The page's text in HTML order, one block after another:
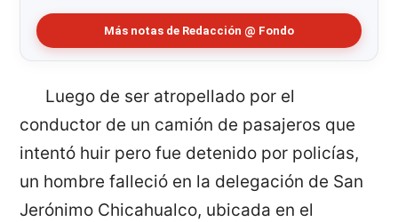
Más notas de Redacción @ Fondo
Luego de ser atropellado por el
conductor de un camión de pasajeros que
intentó huir pero fue detenido por policías,
un hombre falleció en la delegación de San
Jerónimo Chicahualco, ubicada en el